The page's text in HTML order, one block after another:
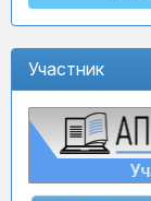
Участник